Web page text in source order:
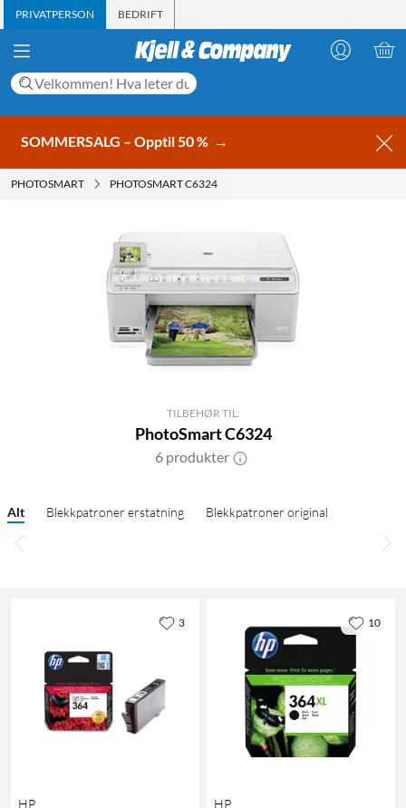
PRIVATPERSON BEDRIFT
SOMMERSALG – Opptil 50 % →
PHOTOSMART PHOTOSMART C6324
TILBEHØR TIL:
PhotoSmart C6324
6 produkter
Alt Blekkpatroner erstatning Blekkpatroner original
HP
3
HP
10